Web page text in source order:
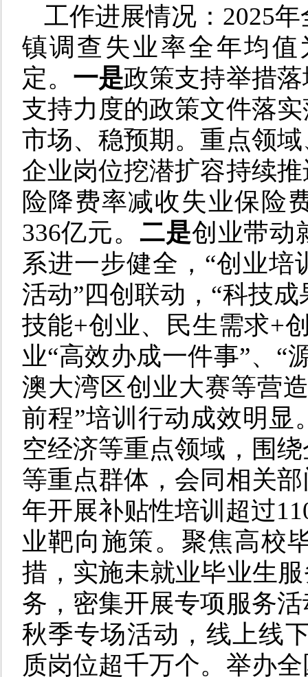
工作进展情况：2025
镇调查失业率全年均值
定。 一是政策支持举措
支持力度的政策文件落
市场、稳预期。重点领
企业岗位挖潜扩容持续
险降费率减收失业保险
336亿元。 二是创业带动
系进一步健全，“创业
活动”四创联动，“科技
技能+创业、民生需求+
业“高效办成一件事”、“
澳大湾区创业大赛等营
前程”培训行动成效明显
空经济等重点领域，围
等重点群体，会同相关
年开展补贴性培训超过
业靶向施策。聚焦高校
措，实施未就业毕业生
务，密集开展专项服务
秋季专场活动，线上线
质岗位超千万个。举办